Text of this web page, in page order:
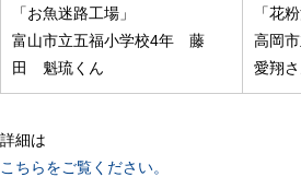
「お魚迷路工場」
富山市立五福小学校4年 藤
田 魁琉くん
「花
高岡
愛翔
詳細は
こちらをご覧ください。